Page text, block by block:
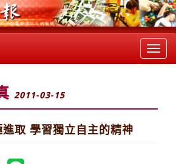
2011-03-15
取 學習獨立自主的精神